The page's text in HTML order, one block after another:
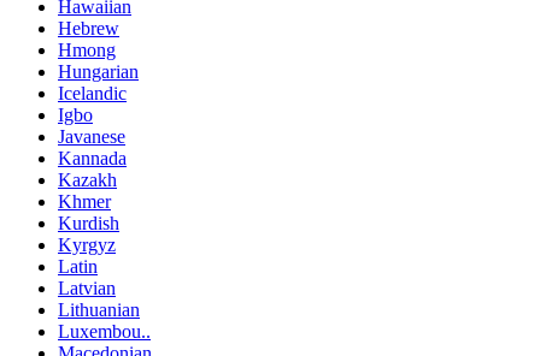
Hawaiian
Hebrew
Hmong
Hungarian
Icelandic
Igbo
Javanese
Kannada
Kazakh
Khmer
Kurdish
Kyrgyz
Latin
Latvian
Lithuanian
Luxembou..